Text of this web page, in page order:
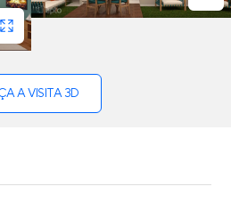
A VISITA 3D